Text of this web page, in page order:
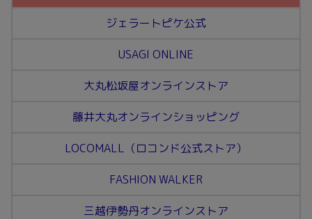
ジェラートピケ公式
USAGI ONLINE
大丸松坂屋オンラインストア
藤井大丸オンラインショッピング
LOCOMALL（ロコンド公式ストア）
FASHION WALKER
三越伊勢丹オンラインストア